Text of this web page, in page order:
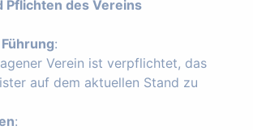
Pflichten des Vereins
:
Verein ist verpflichtet, das
auf dem aktuellen Stand zu
: